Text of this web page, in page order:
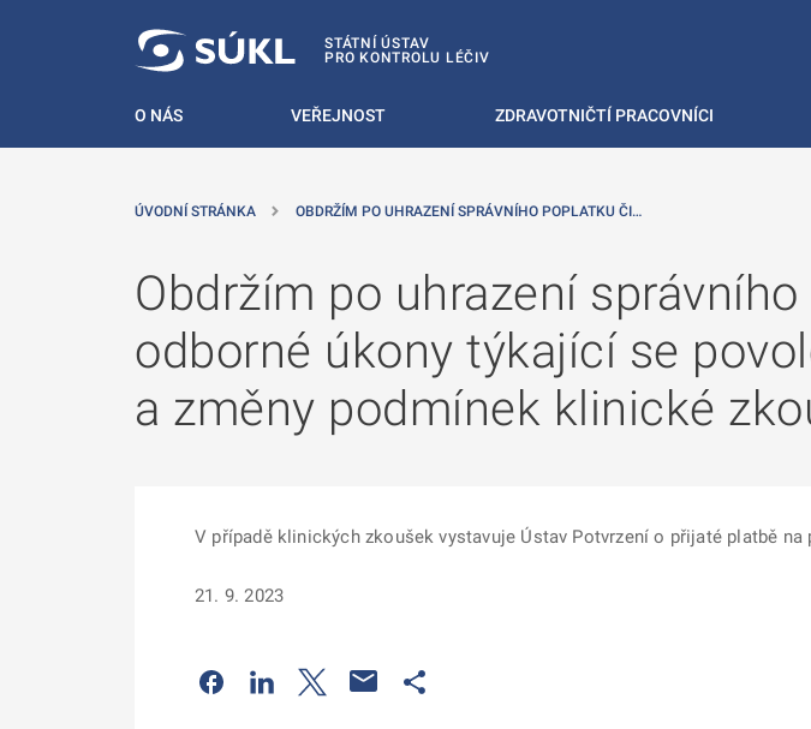
STÁTNÍ ÚSTAV
PRO KONTROLU LÉČIV
O NÁS VEŘEJNOST ZDRAVOTNIČTÍ PRACOVNÍCI
ÚVODNÍ STRÁNKA OBDRŽÍM PO UHRAZENÍ SPRÁVNÍHO POPLATKU ČI…
Obdržím po uhrazení
odborné úkony týkající se
a změny podmínek klinické
V případě klinických zkoušek vystavuje Ústav Potvrzení o přijaté platbě na
21. 9. 2023
Odkaz se otevře na nové kartě
Odkaz se otevře na nové kartě
Odkaz se otevře na nové kartě